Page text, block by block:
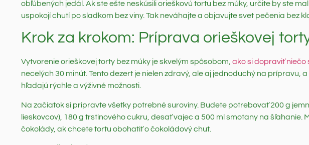
obľúbených jedál. Ak ste ešte neskúsili orieškovú tortu bez múky, určite by ste
uspokojí chutí po sladkom bez viny. Tak neváhajte a objavujte svet pečenia bez
Krok za krokom: Príprava orieškovej
Vytvorenie orieškovej torty bez múky je skvelým spôsobom, ako si dopraviť niečo
necelých 30 minút. Tento dezert je nielen zdravý, ale aj jednoduchý na prípravu,
hľadajú rýchle a výživné možnosti.
Na začiatok si pripravte všetky potrebné suroviny. Budete potrebovať 200 g
lieskovcov), 180 g trstinového cukru, desať vajec a 500 ml smotany na šľahanie.
čokolády, ak chcete tortu obohatiť o čokoládový chut.